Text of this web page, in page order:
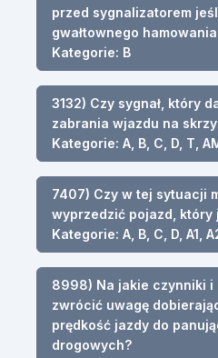
przed sygnalizatorem
gwałtownego
Kategorie: B
3132) Czy sygnał, który
zabrania wjazdu na
Kategorie: A, B, C, D, T,
7407) Czy w tej sytuacji
wyprzedzić pojazd, który
Kategorie: A, B, C, D, A1,
8998) Na jakie czynniki i
zwrócić uwagę
prędkość jazdy do
drogowych?